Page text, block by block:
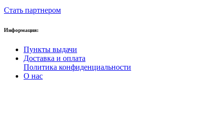
Стать партнером
Информация:
Пункты выдачи
Доставка и оплата
Политика конфиденциальности
О нас